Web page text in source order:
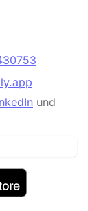
und